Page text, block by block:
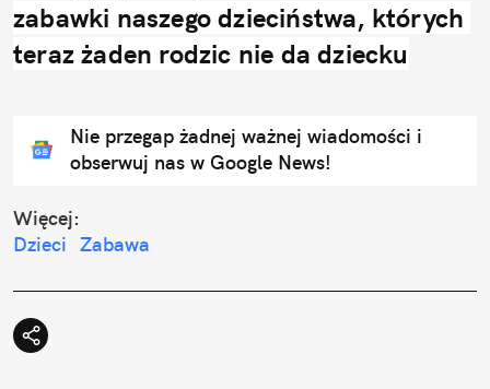
zabawki naszego dzieciństwa, których
teraz żaden rodzic nie da dziecku
Nie przegap żadnej ważnej wiadomości i
obserwuj nas w Google News!
Więcej:
Dzieci Zabawa